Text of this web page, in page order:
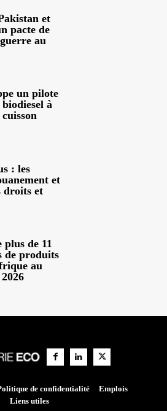
et
pacte de
au
un pilote
à
: les
et
droits et
plus de 11
de produits
au
de confidentialité
Emplois
Liens utiles